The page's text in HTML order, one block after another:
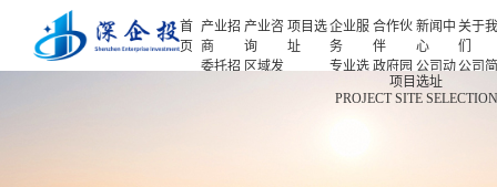
首
页
产业招
商
委托招
产业咨
询
区域发
项目选
址
企业服
务
专业选
项目申
合作伙
伴
政府园
企业客
新闻中
心
公司动
态
产业观
关于
们
公司
人力
项目选址
PROJECT SITE SELECTION